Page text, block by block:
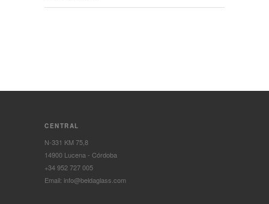
CENTRAL
N-331 KM 75,8
14900 Lucena - Córdoba
+34 952 727 005
Email: info@beldaglass.com